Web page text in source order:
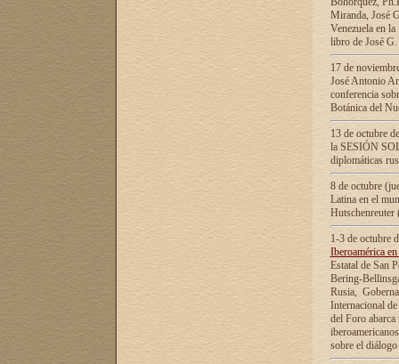
Miranda, José
Venezuela en
libro de José
17 de
José Antonio
conferencia
Botánica del
13 de octubre
la SESIÓN
diplomáticas
8 de octubre
Latina en el
1-3 de octubre
Iberoamérica
Estatal de San
Bering-
Rusia,
Internacional
del Foro
sobre el